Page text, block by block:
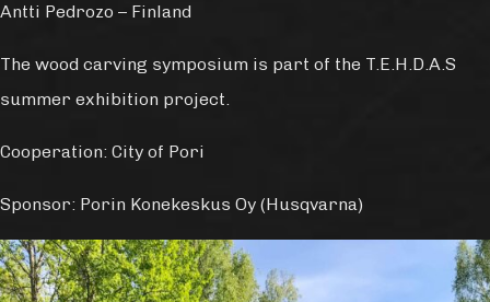
Antti Pedrozo – Finland
The wood carving symposium is part of the T.E.H.D.A.S
summer exhibition project.
Cooperation: City of Pori
Sponsor: Porin Konekeskus Oy (Husqvarna)